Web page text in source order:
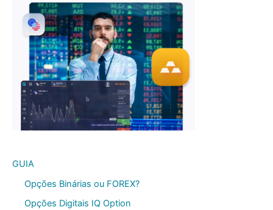
GUIA
Opções Binárias ou FOREX?
Opções Digitais IQ Option